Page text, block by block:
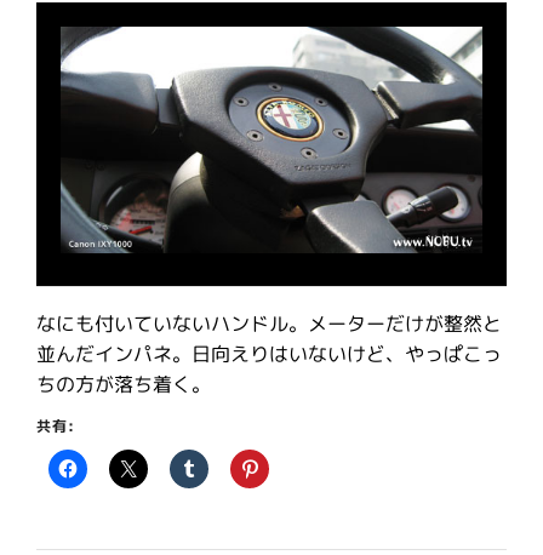
なにも付いていないハンドル。メーターだけが整然と
並んだインパネ。日向えりはいないけど、やっぱこっ
ちの方が落ち着く。
共有: